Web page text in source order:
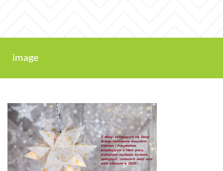
image